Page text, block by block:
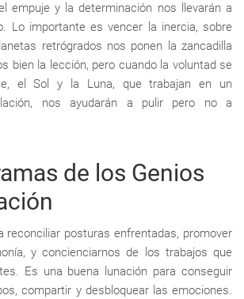
empuje y la determinación nos llevarán a
Lo importante es vencer la inercia, sobre
retrógrados nos ponen la zancadilla
bien la lección, pero cuando la voluntad se
el Sol y la Luna, que trabajan en un
nos ayudarán a pulir pero no a
de los Genios
reconciliar posturas enfrentadas, promover
y concienciarnos de los trabajos que
Es una buena lunación para conseguir
compartir y desbloquear las emociones.